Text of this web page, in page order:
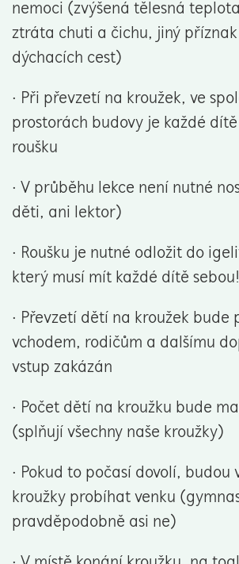
nemoci (zvýšená tělesná
ztráta chuti a čichu, jiný
dýchacích cest)
· Při převzetí na kroužek, ve
prostorách budovy je každé
roušku
· V průběhu lekce není nutné
děti, ani lektor)
· Roušku je nutné odložit do
který musí mít každé dítě
· Převzetí dětí na kroužek bude
vchodem, rodičům a dalšímu
vstup zakázán
· Počet dětí na kroužku bude
(splňují všechny naše kroužky)
· Pokud to počasí dovolí, budou
kroužky probíhat venku
pravděpodobně asi ne)